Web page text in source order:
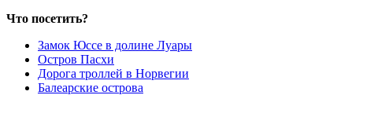
Что посетить?
Замок Юссе в долине Луары
Остров Пасхи
Дорога троллей в Норвегии
Балеарские острова